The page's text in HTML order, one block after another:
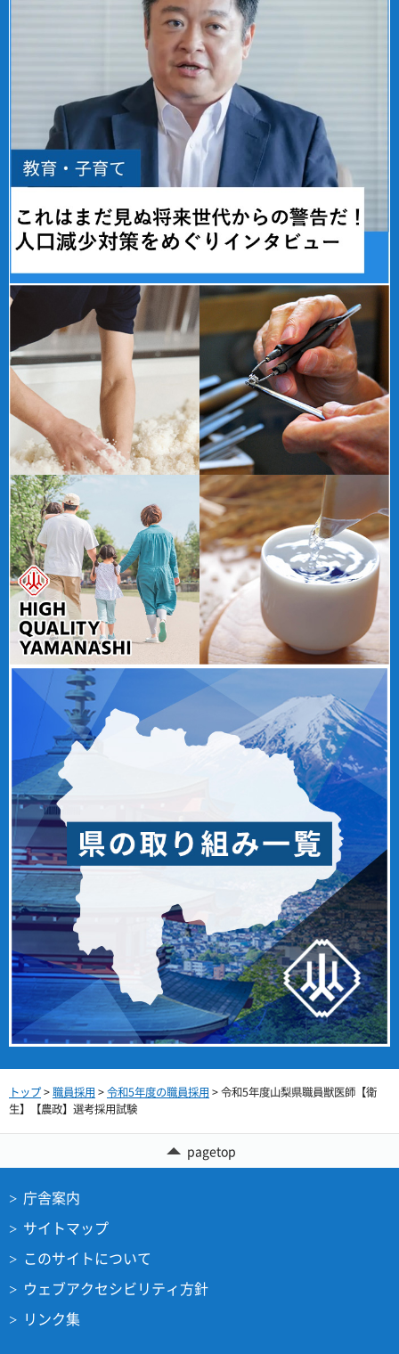
トップ>職員採用 >令和5年度の職員採用 > 令和5年度山梨県職員獣医師【衛
生】【農政】選考採用試験
pagetop
庁舎案内
サイトマップ
このサイトについて
ウェブアクセシビリティ方針
リンク集